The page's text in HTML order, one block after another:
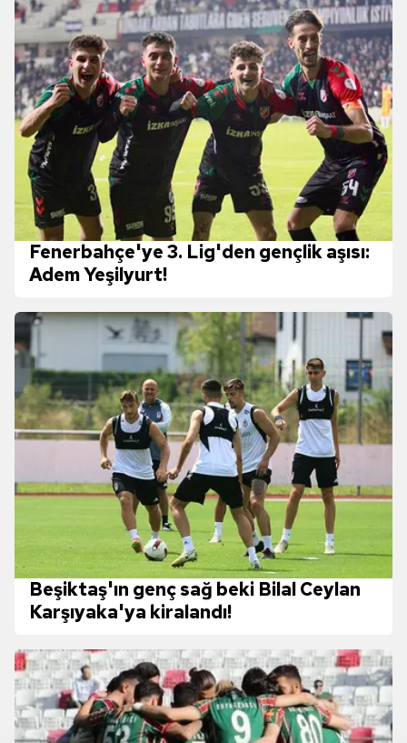
Fenerbahçe'ye 3. Lig'den gençlik aşısı:
Adem Yeşilyurt!
Beşiktaş'ın genç sağ beki Bilal Ceylan
Karşıyaka'ya kiralandı!